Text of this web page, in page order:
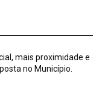
mais proximidade e
no Município.